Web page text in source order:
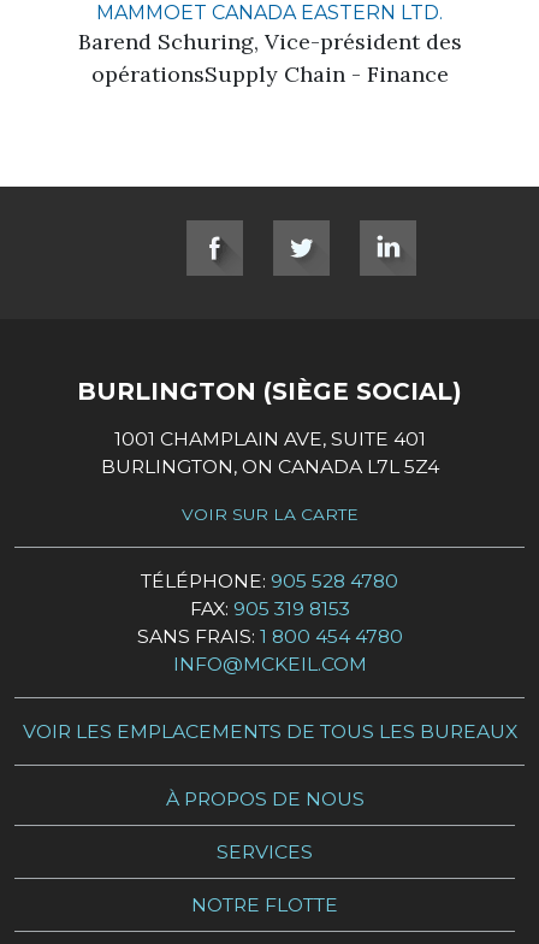
MAMMOET CANADA EASTERN LTD.
Barend Schuring, Vice-président des
opérationsSupply Chain - Finance
SOCIAL LINKS
BURLINGTON (SIÈGE SOCIAL)
1001 CHAMPLAIN AVE, SUITE 401
BURLINGTON, ON CANADA L7L 5Z4
VOIR SUR LA CARTE
TÉLÉPHONE: 905 528 4780
FAX: 905 319 8153
SANS FRAIS: 1 800 454 4780
INFO@MCKEIL.COM
VOIR LES EMPLACEMENTS DE TOUS LES BUREAUX
À PROPOS DE NOUS
SERVICES
NOTRE FLOTTE